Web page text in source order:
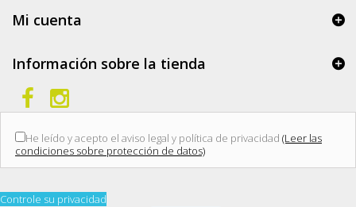
Mi cuenta
Información sobre la tienda
He leído y acepto el aviso legal y política de privacidad (Leer las
condiciones sobre protección de datos)
Controle su privacidad